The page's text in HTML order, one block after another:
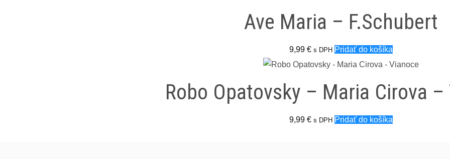
Ave Maria – F.Schubert
9,99€ s DPH Pridať do košíka
Robo Opatovsky – Maria Cirova
9,99€ s DPH Pridať do košíka